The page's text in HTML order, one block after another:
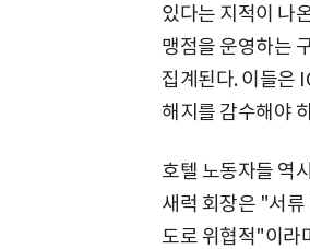
있다는 지적이 나
맹점을 운영하는
집계된다. 이들은
해지를 감수해야
호텔 노동자들 역
새럭 회장은 "서류
도로 위협적"이라